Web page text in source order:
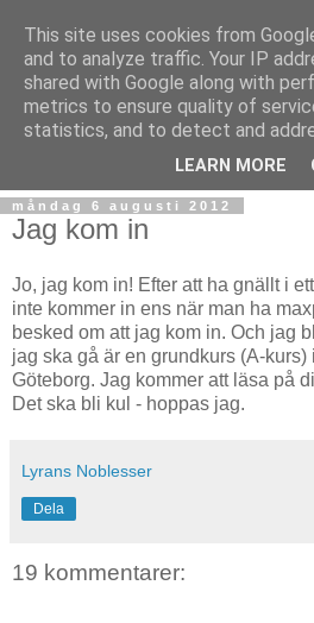
måndag 6 augusti 2012
Jag kom in
Jo, jag kom in! Efter att ha gnällt i
inte kommer in ens när man ha
besked om att jag kom in. Och jag
jag ska gå är en grundkurs (A-
Göteborg. Jag kommer att läsa på
Det ska bli kul - hoppas jag.
Lyrans Noblesser
Dela
19 kommentarer:
This site uses cookies from
and to analyze traffic. Your IP
shared with Google along with
metrics to ensure quality of
statistics, and to detect and
LEARN MORE